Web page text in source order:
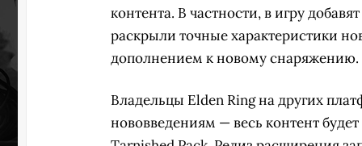
контента. В частности, в игру
раскрыли точные характеристики
дополнением к новому снаряжению.
Владельцы Elden Ring на других
нововведениям — весь контент